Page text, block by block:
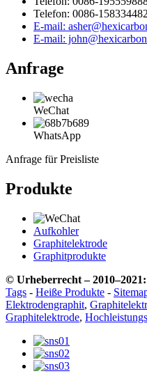
Telefon: 0086-
E-mail:
E-mail:
Anfrage
WeChat
WhatsApp
Anfrage für Preisliste
Produkte
Aufkohler
Graphitelektrode
Graphitprodukte
© Urheberrecht –
Tags - Heiße Produkte -
Elektrodengraphit,
Graphitelektrode,